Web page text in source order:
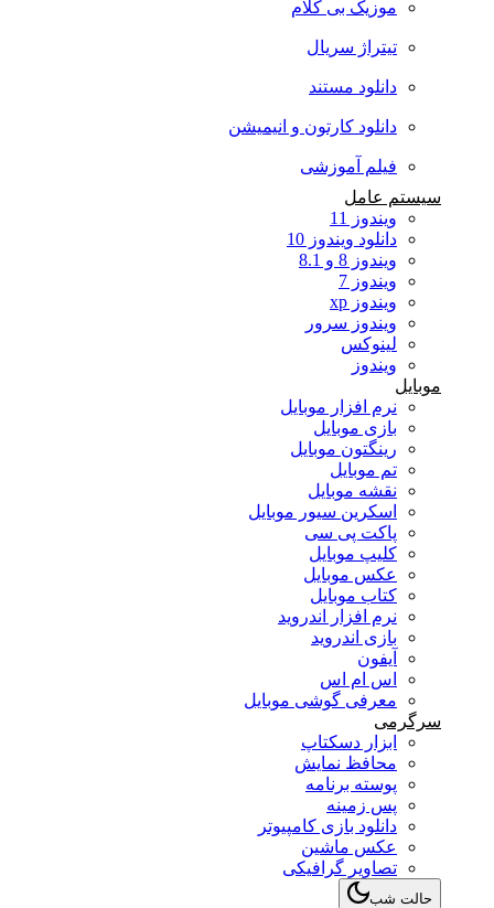
موزیک بی کلام
تیتراژ سریال
دانلود مستند
دانلود کارتون و انیمیشن
فیلم آموزشی
سیستم عامل
ویندوز 11
دانلود ویندوز 10
ویندوز 8 و 8.1
ویندوز 7
ویندوز xp
ویندوز سرور
لینوکس
ویندوز
موبایل
نرم افزار موبایل
بازی موبایل
رینگتون موبایل
تم موبایل
نقشه موبایل
اسکرین سیور موبایل
پاکت پی سی
کلیپ موبایل
عکس موبایل
کتاب موبایل
نرم افزار اندروید
بازی اندروید
آیفون
اس ام اس
معرفی گوشی موبایل
سرگرمی
ابزار دسکتاپ
محافظ نمایش
پوسته برنامه
پس زمینه
دانلود بازی کامپیوتر
عکس ماشین
تصاویر گرافیکی
حالت شب